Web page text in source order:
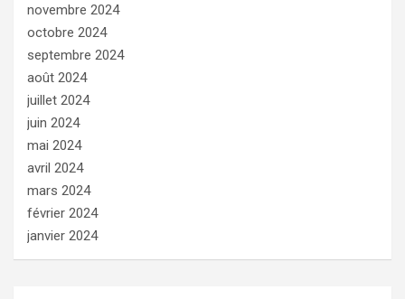
novembre 2024
octobre 2024
septembre 2024
août 2024
juillet 2024
juin 2024
mai 2024
avril 2024
mars 2024
février 2024
janvier 2024